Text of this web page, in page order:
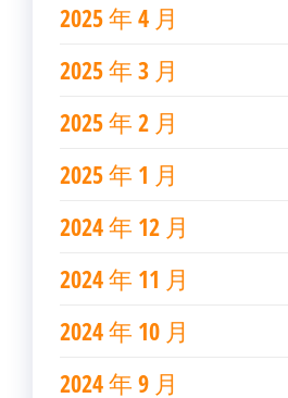
2025 年 4 月
2025 年 3 月
2025 年 2 月
2025 年 1 月
2024 年 12 月
2024 年 11 月
2024 年 10 月
2024 年 9 月